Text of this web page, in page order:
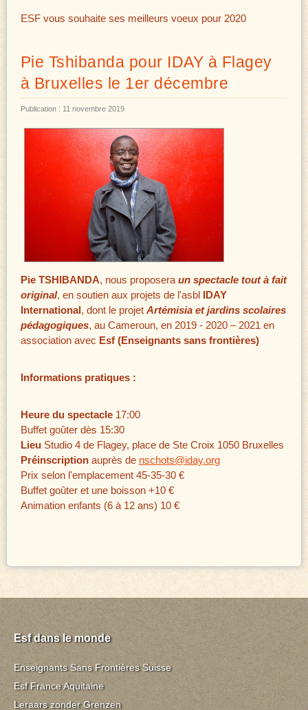
ESF vous souhaite ses meilleurs voeux pour 2020
Pie Tshibanda pour IDAY à Flagey
à Bruxelles le 1er décembre
Publication : 11 novembre 2019
Pie TSHIBANDA, nous proposera un spectacle tout à fait
original, en soutien aux projets de l'asbl IDAY
International, dont le projet Artémisia et jardins scolaires
pédagogiques, au Cameroun, en 2019 - 2020 – 2021 en
association avec Esf (Enseignants sans frontières)
Informations pratiques :
Heure du spectacle17:00
Buffet goûter dès 15:30
LieuStudio 4 de Flagey, place de Ste Croix 1050 Bruxelles
Préinscriptionauprès de nschots@iday.org
Prix selon l'emplacement 45-35-30 €
Buffet goûter et une boisson +10 €
Animation enfants (6 à 12 ans) 10 €
Esf dans le monde
Enseignants Sans Frontières Suisse
Esf France Aquitaine
Leraars zonder Grenzen